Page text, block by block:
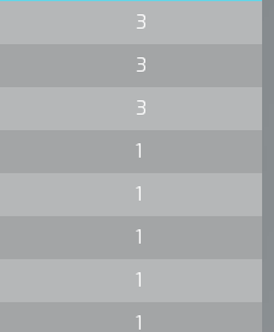
3
3
3
1
1
1
1
1